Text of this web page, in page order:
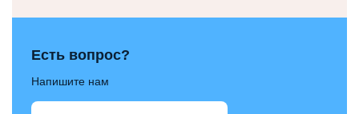
Есть вопрос?
Напишите нам